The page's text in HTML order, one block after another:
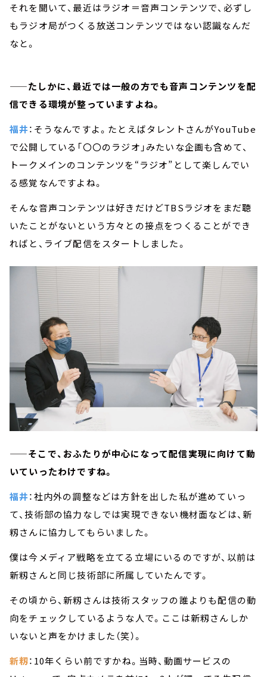
それを聞いて、最近はラジオ＝音声コンテンツで、必ずし
もラジオ局がつくる放送コンテンツではない認識なんだ
なと。
——たしかに、最近では一般の方でも音声コンテンツを配
信できる環境が整っていますよね。
福井：そうなんですよ。たとえばタレントさんがYouTube
で公開している「〇〇のラジオ」みたいな企画も含めて、
トークメインのコンテンツを“ラジオ”として楽しんでい
る感覚なんですよね。
そんな音声コンテンツは好きだけどTBSラジオをまだ聴
いたことがないという方々との接点をつくることができ
ればと、ライブ配信をスタートしました。
——そこで、おふたりが中心になって配信実現に向けて動
いていったわけですね。
福井：社内外の調整などは方針を出した私が進めていっ
て、技術部の協力なしでは実現できない機材面などは、新
籾さんに協力してもらいました。
僕は今メディア戦略を立てる立場にいるのですが、以前は
新籾さんと同じ技術部に所属していたんです。
その頃から、新籾さんは技術スタッフの誰よりも配信の動
向をチェックしているような人で。ここは新籾さんしか
いないと声をかけました（笑）。
新籾：10年くらい前ですかね。当時、動画サービスの